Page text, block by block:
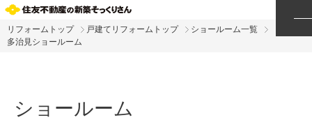
リフォームトップ 戸建てリフォームトップ
ショールーム一覧
多治見ショールーム
ショールーム